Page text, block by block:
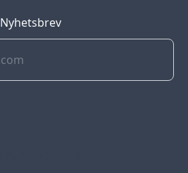
Nyhetsbrev